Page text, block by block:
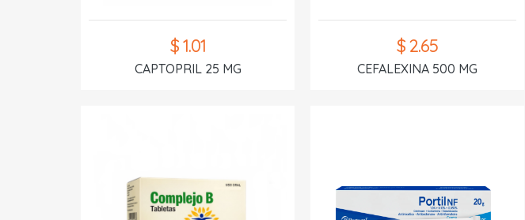
$ 1.01
CAPTOPRIL 25 MG
$ 2.65
CEFALEXINA 500 MG